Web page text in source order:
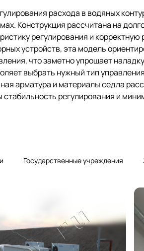
расхода в водяных
Конструкция рассчитана на
регулирования и
устройств, эта модель
что заметно упрощает
выбрать нужный тип
арматура и материалы седла
регулирования и
Государственные учреждения